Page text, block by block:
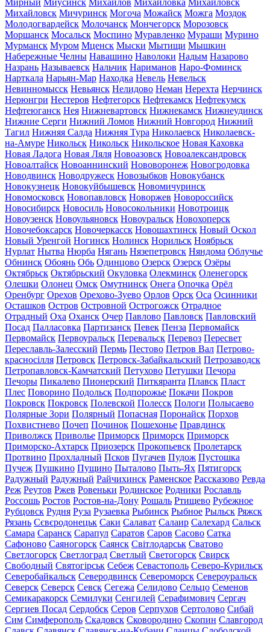
Мирный Миусинск Михайлов Михайловка Михайловск
Михайловск Мичуринск Могоча Можайск Можга Моздок
Молодогвардейск Молочанск Мончегорск Морозовск
Моршанск Мосальск Моспино Муравленко Мураши Мурино
Мурманск Муром Мценск Мыски Мытищи Мышкин
Набережные Челны Навашино Наволоки Надым Назарово
Назрань Называевск Нальчик Нариманов Наро-Фоминск
Нарткала Нарьян-Мар Находка Невель Невельск
Невинномысск Невьянск Нелидово Неман Нерехта Нерчинск
Нерюнгри Нестеров Нефтегорск Нефтекамск Нефтекумск
Нефтеюганск Нея Нижневартовск Нижнекамск Нижнеудинск
Нижние Серги Нижний Ломов Нижний Новгород Нижний
Тагил Нижняя Салда Нижняя Тура Николаевск Николаевск-
на-Амуре Никольск Никольск Никольское Новая Каховка
Новая Ладога Новая Ляля Новоазовск Новоалександровск
Новоалтайск Новоаннинский Нововоронеж Новогродовка
Новодвинск Новодружеск Новозыбков Новокубанск
Новокузнецк Новокуйбышевск Новомичуринск
Новомосковск Новопавловск Новоржев Новороссийск
Новосибирск Новосиль Новосокольники Новотроицк
Новоузенск Новоульяновск Новоуральск Новохоперск
Новочебоксарск Новочеркасск Новошахтинск Новый Оскол
Новый Уренгой Ногинск Нолинск Норильск Ноябрьск
Нурлат Нытва Нюрба Нягань Нязепетровск Няндома Облучье
Обнинск Обоянь Обь Одинцово Озерск Озерск Озёры
Октябрьск Октябрьский Окуловка Олекминск Оленегорск
Олешки Олонец Омск Омутнинск Онега Опочка Орёл
Оренбург Орехов Орехово-Зуево Орлов Орск Оса Осинники
Осташков Остров Островной Острогожск Отрадное
Отрадный Оха Оханск Очер Павлово Павловск Павловский
Посад Палласовка Партизанск Певек Пенза Первомайск
Первомайск Первоуральск Перевальск Перевоз Пересвет
Переславль-Залесский Пермь Пестово Петров Вал Петрово-
красносілля Петровск Петровск-Забайкальский Петрозаводск
Петропавловск-Камчатский Петухово Петушки Печора
Печоры Пикалево Пионерский Питкяранта Плавск Пласт
Плес Поворино Подольск Подпорожье Покачи Покров
Покровск Покровск Полевской Полесск Пологи Полысаево
Полярные Зори Полярный Попасная Поронайск Порхов
Похвистнево Почеп Починок Пошехонье Правдинск
Приволжск Приволье Приморск Приморск Приморск
Приморско-Ахтарск Приозерск Прокопьевск Пролетарск
Протвино Прохладный Псков Пугачев Пудож Пустошка
Пучеж Пушкино Пущино Пыталово Пыть-Ях Пятигорск
Радужный Радужный Райчихинск Раменское Рассказово Ревда
Реж Реутов Ржев Ровеньки Родинское Родники Рославль
Россошь Ростов Ростов-на-Дону Рошаль Ртищево Рубежное
Рубцовск Рудня Руза Рузаевка Рыбинск Рыбное Рыльск Ряжск
Рязань Сєвєродонецьк Саки Салават Салаир Салехард Сальск
Самара Саранск Сарапул Саратов Саров Сасово Сатка
Сафоново Саяногорск Саянск Світлодарськ Сватово
Светлогорск Светлоград Светлый Светогорск Свирск
Свободный Святогірськ Себеж Севастополь Северо-Курильск
Северобайкальск Северодвинск Североморск Североуральск
Северск Северск Севск Сегежа Селидово Сельцо Семенов
Семикаракорск Семилуки Сенгилей Серафимович Сергач
Сергиев Посад Сердобск Серов Серпухов Сертолово Сибай
Сим Симферополь Скадовск Сковородино Скопин Славгород